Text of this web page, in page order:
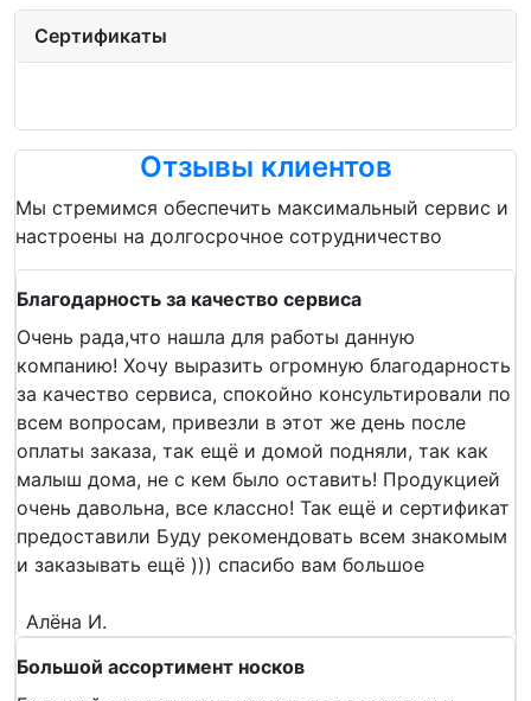
Сертификаты
Отзывы клиентов
Мы стремимся обеспечить максимальный сервис и
настроены на долгосрочное сотрудничество
Благодарность за качество сервиса
Очень рада,что нашла для работы данную
компанию! Хочу выразить огромную благодарность
за качество сервиса, спокойно консультировали по
всем вопросам, привезли в этот же день после
оплаты заказа, так ещё и домой подняли, так как
малыш дома, не с кем было оставить! Продукцией
очень давольна, все классно! Так ещё и сертификат
предоставили Буду рекомендовать всем знакомым
и заказывать ещё ))) спасибо вам большое
Алёна И.
Большой ассортимент носков